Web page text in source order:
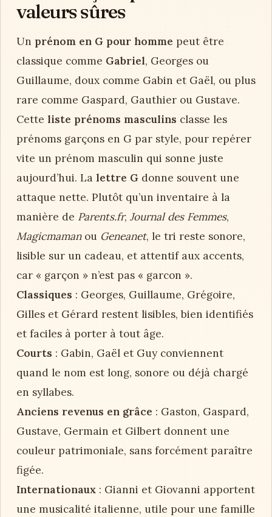
valeurs sûres
Un prénom en G pour homme peut être
classique comme Gabriel, Georges ou
Guillaume, doux comme Gabin et Gaël, ou plus
rare comme Gaspard, Gauthier ou Gustave.
Cette liste prénoms masculins classe les
prénoms garçons en G par style, pour repérer
vite un prénom masculin qui sonne juste
aujourd’hui. La lettre G donne souvent une
attaque nette. Plutôt qu’un inventaire à la
manière de Parents.fr, Journal des Femmes,
Magicmamanou Geneanet, le tri reste sonore,
lisible sur un cadeau, et attentif aux accents,
car « garçon » n’est pas « garcon ».
Classiques : Georges, Guillaume, Grégoire,
Gilles et Gérard restent lisibles, bien identifiés
et faciles à porter à tout âge.
Courts : Gabin, Gaël et Guy conviennent
quand le nom est long, sonore ou déjà chargé
en syllabes.
Anciens revenus en grâce : Gaston, Gaspard,
Gustave, Germain et Gilbert donnent une
couleur patrimoniale, sans forcément paraître
figée.
Internationaux : Gianni et Giovanni apportent
une musicalité italienne, utile pour une famille